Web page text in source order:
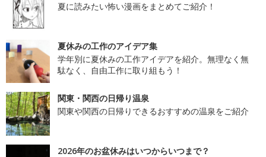
夏に読みたい怖い漫画をまとめてご紹介！
夏休みの工作のアイデア集
学年別に夏休みの工作アイデアを紹介。無理なく無
駄なく、自由工作に取り組もう！
関東・関西の日帰り温泉
関東や関西の日帰りできるおすすめの温泉をご紹介
2026年のお盆休みはいつからいつまで？